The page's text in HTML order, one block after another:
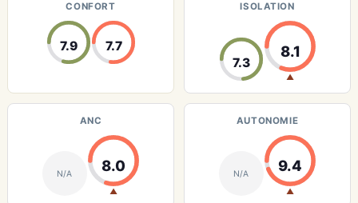
CONFORT
7.9 7.7
ISOLATION
7.3
8.1
▲
ANC
N/A 8.0
▲
AUTONOMIE
N/A 9.4
▲